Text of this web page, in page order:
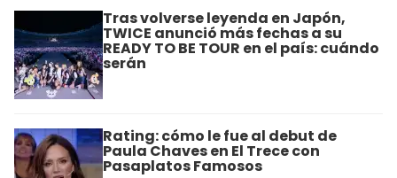
Tras volverse leyenda en Japón,
TWICE anunció más fechas a su
READY TO BE TOUR en el país: cuándo
serán
Rating: cómo le fue al debut de
Paula Chaves en El Trece con
Pasaplatos Famosos